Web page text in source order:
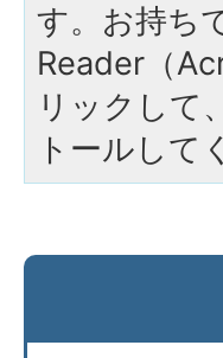
す。お持ち
Reader（
リックして
トールして